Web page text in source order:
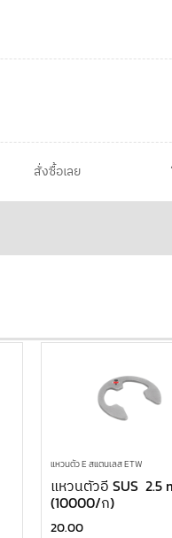
สั่งซื้อเลย
แหวนตัว E สแตนเลส ETW
แหวนตัวอี SUS 2.5
(10000/ก)
20.00